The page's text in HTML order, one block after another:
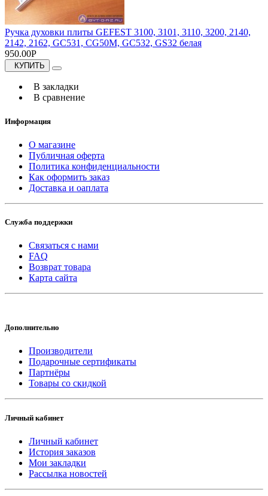
Ручка духовки плиты GEFEST 3100, 3101, 3110, 3200, 2140,
2142, 2162, GC531, CG50M, GC532, GS32 белая
950.00Р
КУПИТЬ
В закладки
В сравнение
Информация
О магазине
Публичная оферта
Политика конфиденциальности
Как оформить заказ
Доставка и оаплата
Служба поддержки
Связаться с нами
FAQ
Возврат товара
Карта сайта
Дополнительно
Производители
Подарочные сертификаты
Партнёры
Товары со скидкой
Личный кабинет
Личный кабинет
История заказов
Мои закладки
Рассылка новостей